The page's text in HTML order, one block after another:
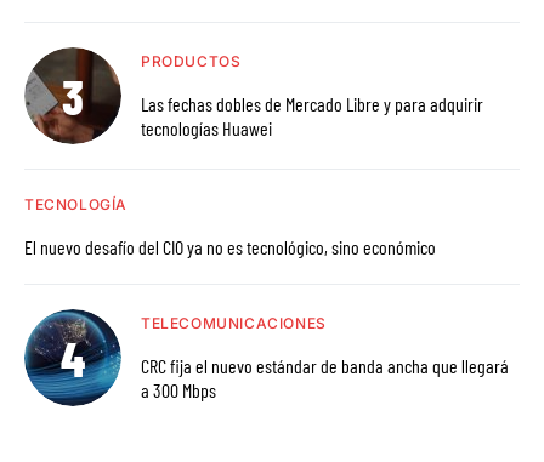
PRODUCTOS
Las fechas dobles de Mercado Libre y para adquirir
tecnologías Huawei
TECNOLOGÍA
El nuevo desafío del CIO ya no es tecnológico, sino económico
TELECOMUNICACIONES
CRC fija el nuevo estándar de banda ancha que llegará
a 300 Mbps